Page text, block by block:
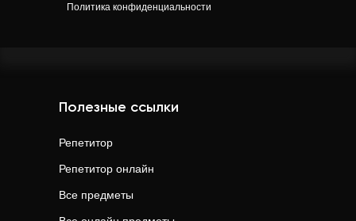
Политика конфиденциальности
Полезные ссылки
Репетитор
Репетитор онлайн
Все предметы